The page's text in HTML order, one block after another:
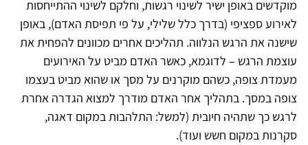
מוקדשים באופן ישיר לשינוי רגשות, וחלקם לשינוי ההתייחסות
לאירוע ספציפי (בדרך כלל שלילי, על פי תפיסת האדם), באופן
שישנה את הרגש הנלווה. תהליכים אחרים מכוונים להפחית את
עוצמת הרגש – לדוגמא, כאשר האדם מביט על האירועים
מעמדת צופה, כשהם מוקרנים על מסך או שהוא מביט בעצמו
צופה במסך. בתהליך אחר האדם מודרך למצוא הגדרה אחרת
לרגש כך שתהיה חיובית (למשל: התלהבות במקום דאגה,
סקרנות במקום חשש ועוד).